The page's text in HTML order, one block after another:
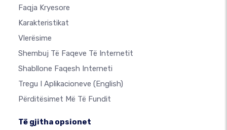
Faqja Kryesore
Karakteristikat
Vlerësime
Shembuj Të Faqeve Të Internetit
Shabllone Faqesh Interneti
Tregu I Aplikacioneve (English)
Përditësimet Më Të Fundit
Të gjitha opsionet